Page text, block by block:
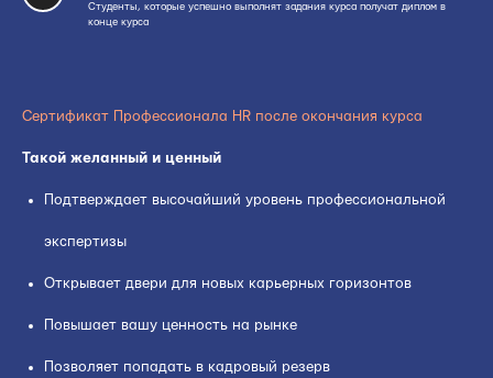
Студенты, которые успешно выполнят задания курса получат диплом в
конце курса
Сертификат Профессионала HR после окончания курса
Такой желанный и ценный
Подтверждает высочайший уровень профессиональной
экспертизы
Открывает двери для новых карьерных горизонтов
Повышает вашу ценность на рынке
Позволяет попадать в кадровый резерв